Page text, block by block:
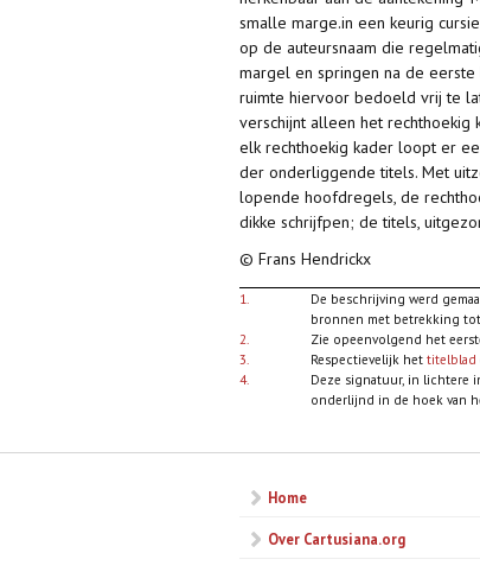
smalle marge.in een keurig
op de auteursnaam die
margel en springen na de
ruimte hiervoor bedoeld vrij te
verschijnt alleen het
elk rechthoekig kader loopt er
der onderliggende titels. Met
lopende hoofdregels, de
dikke schrijfpen; de titels,
© Frans Hendrickx
1. De beschrijving werd
bronnen met betrekking
2.
Zie opeenvolgend het
3.
Respectievelijk het titelblad
4.
Deze signatuur, in lichtere
onderlijnd in de hoek van
Home
Over Cartusiana.org